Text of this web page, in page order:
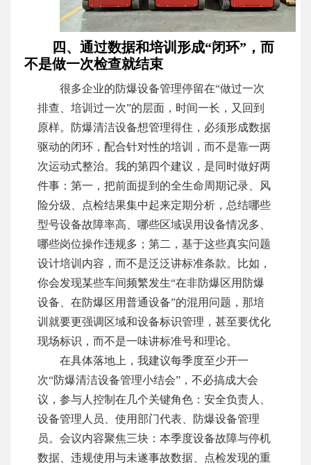
四、通过数据和培训形成“闭环”，而
不是做一次检查就结束
很多企业的防爆设备管理停留在“做过一次
排查、培训过一次”的层面，时间一长，又回到
原样。防爆清洁设备想管理得住，必须形成数据
驱动的闭环，配合针对性的培训，而不是靠一两
次运动式整治。我的第四个建议，是同时做好两
件事：第一，把前面提到的全生命周期记录、风
险分级、点检结果集中起来定期分析，总结哪些
型号设备故障率高、哪些区域误用设备情况多、
哪些岗位操作违规多；第二，基于这些真实问题
设计培训内容，而不是泛泛讲标准条款。比如，
你会发现某些车间频繁发生“在非防爆区用防爆
设备、在防爆区用普通设备”的混用问题，那培
训就要更强调区域和设备标识管理，甚至要优化
现场标识，而不是一味讲标准号和理论。
在具体落地上，我建议每季度至少开一
次“防爆清洁设备管理小结会”，不必搞成大会
议，参与人控制在几个关键角色：安全负责人、
设备管理人员、使用部门代表、防爆设备管理
员。会议内容聚焦三块：本季度设备故障与停机
数据、违规使用与未遂事故数据、点检发现的重